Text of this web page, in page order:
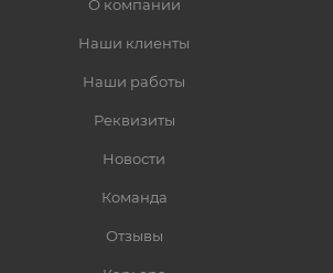
О компании
Наши клиенты
Наши работы
Реквизиты
Новости
Команда
Отзывы